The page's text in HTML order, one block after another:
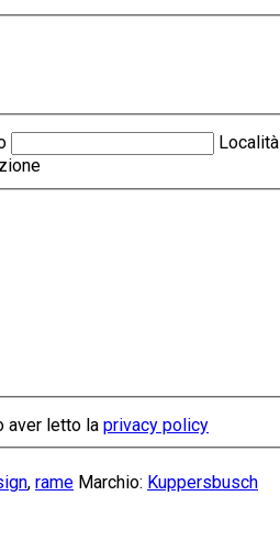
Località
aver letto la privacy policy
, rame Marchio: Kuppersbusch